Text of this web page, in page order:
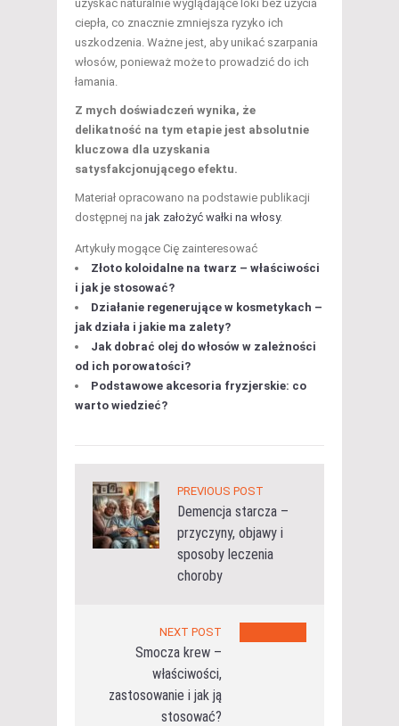
uzyskać naturalnie wyglądające loki bez użycia
ciepła, co znacznie zmniejsza ryzyko ich
uszkodzenia. Ważne jest, aby unikać szarpania
włosów, ponieważ może to prowadzić do ich
łamania.
Z mych doświadczeń wynika, że
delikatność na tym etapie jest absolutnie
kluczowa dla uzyskania
satysfakcjonującego efektu.
Materiał opracowano na podstawie publikacji
dostępnej na jak założyć wałki na włosy.
Artykuły mogące Cię zainteresować
Złoto koloidalne na twarz – właściwości
i jak je stosować?
Działanie regenerujące w kosmetykach –
jak działa i jakie ma zalety?
Jak dobrać olej do włosów w zależności
od ich porowatości?
Podstawowe akcesoria fryzjerskie: co
warto wiedzieć?
PREVIOUS POST
Demencja starcza –
przyczyny, objawy i
sposoby leczenia
choroby
NEXT POST
Smocza krew –
właściwości,
zastosowanie i jak ją
stosować?